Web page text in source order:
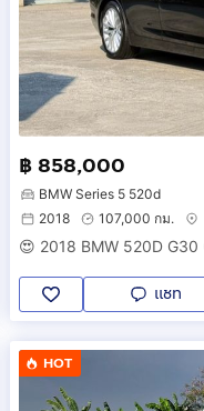
฿ 858,000
BMW Series 5 520d
2018
107,000 กม.
แชท
HOT